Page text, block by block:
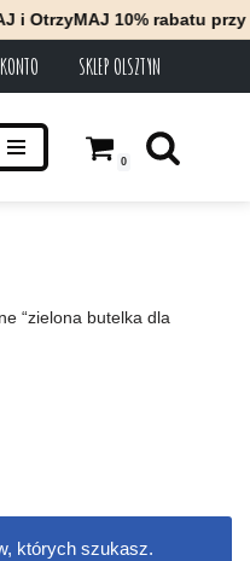
i OtrzyMAJ 10% rabatu
SKLEP OLSZTYN
0
“zielona butelka dla
których szukasz.